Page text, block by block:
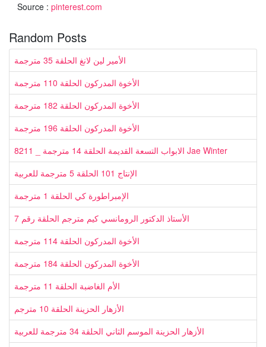
Source : pinterest.com
Random Posts
الأمير لين لانغ الحلقة 35 مترجمة
الأخوة المدركون الحلقة 110 مترجمة
الأخوة المدركون الحلقة 182 مترجمة
الأخوة المدركون الحلقة 196 مترجمة
الابواب التسعة القديمة الحلقة 14 مترجمة _ 8211 Jae Winter
الإنتاج 101 الحلقة 5 مترجمة للعربية
الإمبراطورة كي الحلقة 1 مترجمة
الأستاذ الدكتور الرومانسي كيم مترجم الحلقة رقم 7
الأخوة المدركون الحلقة 114 مترجمة
الأخوة المدركون الحلقة 184 مترجمة
الأم الغاضبة الحلقة 11 مترجمة
الأزهار الحزينة الحلقة 10 مترجم
الأزهار الحزينة الموسم الثاني الحلقة 34 مترجمة للعربية